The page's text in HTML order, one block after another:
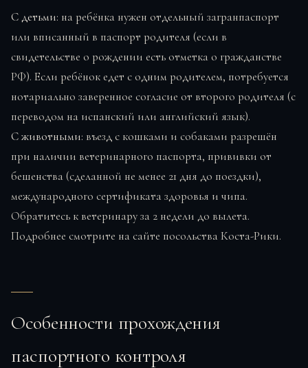
С детьми: на ребёнка нужен отдельный загранпаспорт
или вписанный в паспорт родителя (если в
свидетельстве о рождении есть отметка о гражданстве
РФ). Если ребёнок едет с одним родителем, потребуется
нотариально заверенное согласие от второго родителя (с
переводом на испанский или английский язык).
С животными: въезд с кошками и собаками разрешён
при наличии ветеринарного паспорта, прививки от
бешенства (сделанной не менее 21 дня до поездки),
международного сертификата здоровья и чипа.
Обратитесь к ветеринару за 2 недели до вылета.
Подробнее смотрите на сайте посольства Коста-Рики.
Особенности прохождения
паспортного контроля